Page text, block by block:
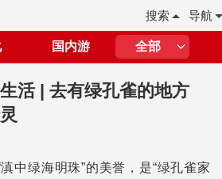
导航
搜索
国内游 全部
活 | 去有绿孔雀的地方
中绿海明珠”的美誉，是“绿孔雀家